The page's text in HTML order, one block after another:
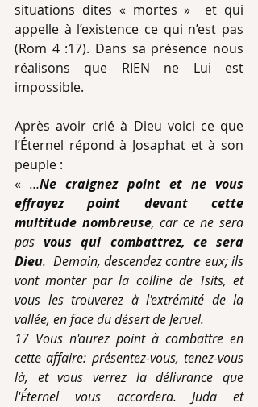
situations dites « mortes »  et qui
appelle à l’existence ce qui n’est pas
(Rom 4 :17). Dans sa présence nous
réalisons que RIEN ne Lui est
impossible.
Après avoir crié à Dieu voici ce que
l’Éternel répond à Josaphat et à son
peuple :
« …Ne craignez point et ne vous
effrayez point devant cette
multitude nombreuse, car ce ne sera
pas vous qui combattrez, ce sera
Dieu.  Demain, descendez contre eux; ils
vont monter par la colline de Tsits, et
vous les trouverez à l'extrémité de la
vallée, en face du désert de Jeruel.
17 Vous n'aurez point à combattre en
cette affaire: présentez-vous, tenez-vous
là, et vous verrez la délivrance que
l'Éternel vous accordera. Juda et